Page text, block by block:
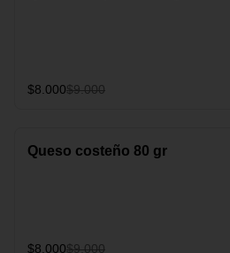
$8.000$9.000
Queso costeño 80 gr
$8.000$9.000